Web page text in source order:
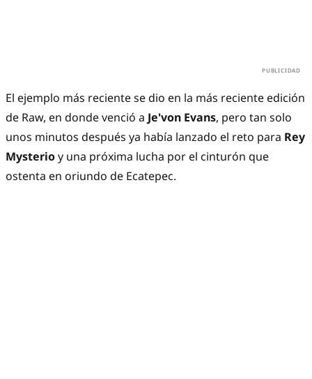
El ejemplo más reciente se dio en la más reciente edición
de Raw, en donde venció a Je'von Evans, pero tan solo
unos minutos después ya había lanzado el reto para Rey
Mysterioy una próxima lucha por el cinturón que
ostenta en oriundo de Ecatepec.